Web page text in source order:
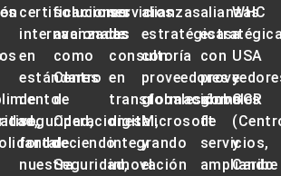
,,
certificaciones
internacionales
en
estándares
de
seguridad,
fortaleciendo
nuestra
soluciones
avanzadas
como
Centro
de
Operaciones
de
Seguridad,
servicios
de
consultoría
en
transformación
digital,
integrando
innovación
alianzas
estratégicas
con
proveedores
globalescomo
Microsoft
y
el
alianzas
con
globales
de
servicios,
ampliando
WHC
a
USA
y
CCR
y
Caribe